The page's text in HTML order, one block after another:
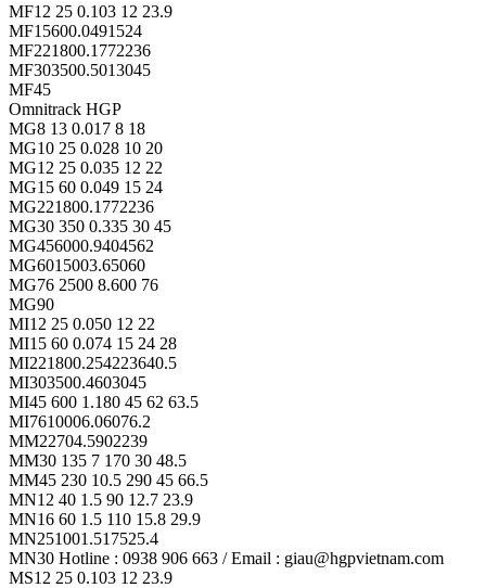
MF12 25 0.103 12 23.9
MF15600.0491524
MF221800.1772236
MF303500.5013045
MF45
Omnitrack HGP
MG8 13 0.017 8 18
MG10 25 0.028 10 20
MG12 25 0.035 12 22
MG15 60 0.049 15 24
MG221800.1772236
MG30 350 0.335 30 45
MG456000.9404562
MG6015003.65060
MG76 2500 8.600 76
MG90
MI12 25 0.050 12 22
MI15 60 0.074 15 24 28
MI221800.254223640.5
MI303500.4603045
MI45 600 1.180 45 62 63.5
MI7610006.06076.2
MM22704.5902239
MM30 135 7 170 30 48.5
MM45 230 10.5 290 45 66.5
MN12 40 1.5 90 12.7 23.9
MN16 60 1.5 110 15.8 29.9
MN251001.517525.4
MN30 Hotline : 0938 906 663 / Email : giau@hgpvietnam.com
MS12 25 0.103 12 23.9